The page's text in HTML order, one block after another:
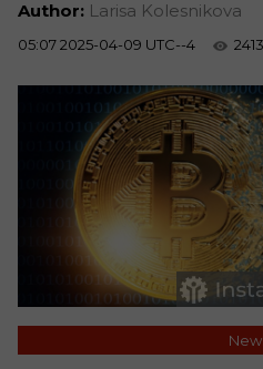
Author: Larisa Kolesnikova
05:07 2025-04-09 UTC--4 2413